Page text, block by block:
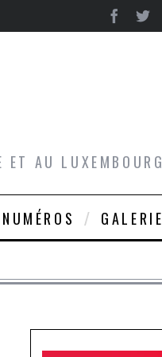
AU LUXEMBOURG
GALERIE